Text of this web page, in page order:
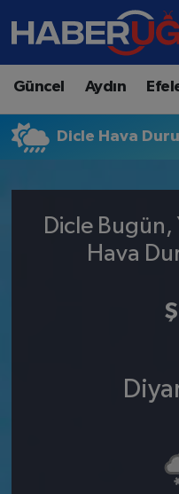
Güncel Aydın
Dicle Hava
Dicle Bugün,
Hava
Aydın Nöbetçi
Aydın Hava
Süper Lig Puan
Haber Arşivi